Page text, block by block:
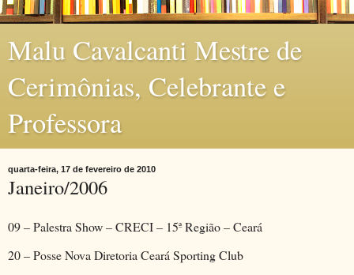
Malu Cavalcanti Mestre de
Cerimônias, Celebrante e
Professora
quarta-feira, 17 de fevereiro de 2010
Janeiro/2006
09 – Palestra Show – CRECI – 15ª Região – Ceará
20 – Posse Nova Diretoria Ceará Sporting Club